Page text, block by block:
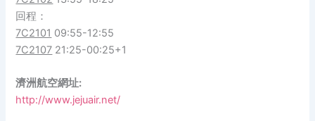
回程：
7C2101 09:55-12:55
7C2107 21:25-00:25+1
濟洲航空網址:
http://www.jejuair.net/